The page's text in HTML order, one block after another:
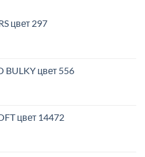
цвет 297
BULKY цвет 556
цвет 14472